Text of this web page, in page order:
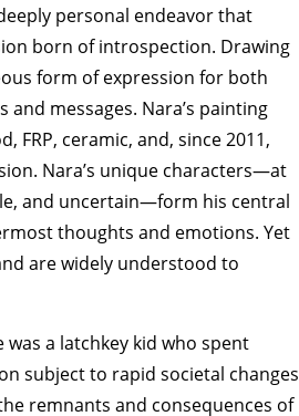
personal endeavor that
born of introspection. Drawing
form of expression for both
messages. Nara’s painting
ceramic, and, since 2011,
Nara’s unique characters—at
and uncertain—form his central
thoughts and emotions. Yet
are widely understood to
a latchkey kid who spent
subject to rapid societal changes
remnants and consequences of